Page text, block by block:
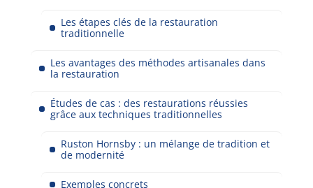
Les étapes clés de la restauration
traditionnelle
Les avantages des méthodes artisanales dans
la restauration
Études de cas : des restaurations réussies
grâce aux techniques traditionnelles
Ruston Hornsby : un mélange de tradition et
de modernité
Exemples concrets